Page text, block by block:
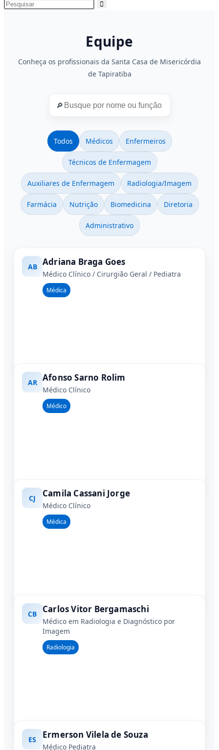
Equipe
Conheça os profissionais da Santa Casa de Misericórdia
de Tapiratiba
🔎
Todos Médicos Enfermeiros
Técnicos de Enfermagem
Auxiliares de Enfermagem Radiologia/Imagem
Farmácia Nutrição Biomedicina Diretoria
Administrativo
AB Adriana Braga Goes
Médico Clínico / Cirurgião Geral / Pediatra
Médica
AR Afonso Sarno Rolim
Médico Clínico
Médico
CJ Camila Cassani Jorge
Médico Clínico
Médica
CB Carlos Vitor Bergamaschi
Médico em Radiologia e Diagnóstico por
Imagem
Radiologia
ES Ermerson Vilela de Souza
Médico Pediatra